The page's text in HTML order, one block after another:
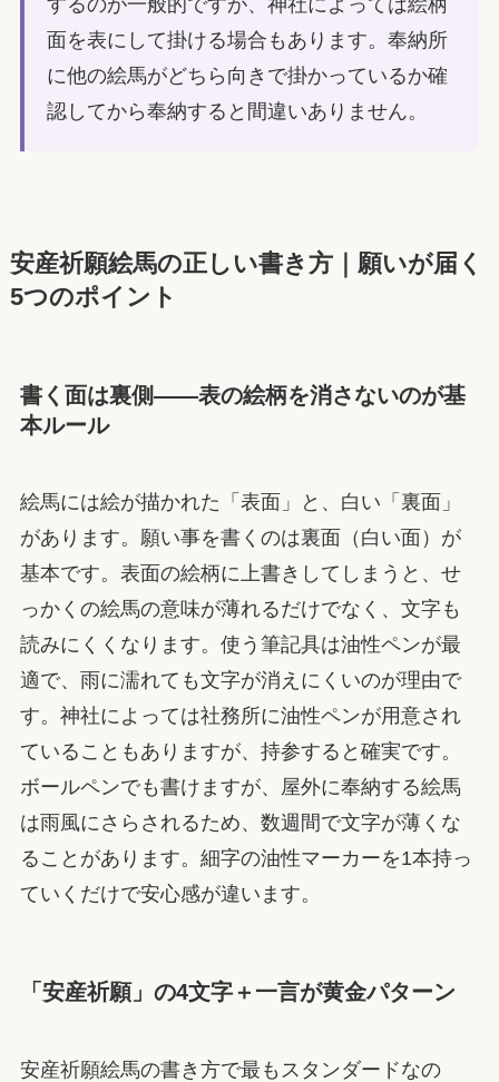
するのが一般的ですが、神社によっては絵柄
面を表にして掛ける場合もあります。奉納所
に他の絵馬がどちら向きで掛かっているか確
認してから奉納すると間違いありません。
安産祈願絵馬の正しい書き方｜願いが届く
5つのポイント
書く面は裏側——表の絵柄を消さないのが基
本ルール
絵馬には絵が描かれた「表面」と、白い「裏面」
があります。願い事を書くのは裏面（白い面）が
基本です。表面の絵柄に上書きしてしまうと、せ
っかくの絵馬の意味が薄れるだけでなく、文字も
読みにくくなります。使う筆記具は油性ペンが最
適で、雨に濡れても文字が消えにくいのが理由で
す。神社によっては社務所に油性ペンが用意され
ていることもありますが、持参すると確実です。
ボールペンでも書けますが、屋外に奉納する絵馬
は雨風にさらされるため、数週間で文字が薄くな
ることがあります。細字の油性マーカーを1本持っ
ていくだけで安心感が違います。
「安産祈願」の4文字＋一言が黄金パターン
安産祈願絵馬の書き方で最もスタンダードなの